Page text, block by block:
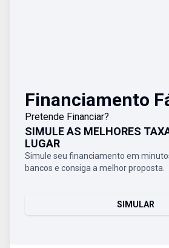
Financiamento
Pretende Financiar?
SIMULE AS MELHORES
LUGAR
Simule seu financiamento em
bancos e consiga a melhor proposta.
SIMULAR